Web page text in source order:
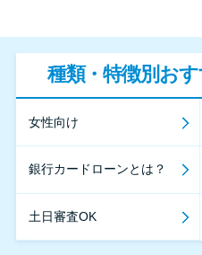
種類・特徴別お
女性向け
銀行カードローンとは？
土日審査OK